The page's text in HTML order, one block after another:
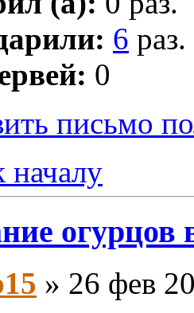
6 раз.
0
письмо
началу
огурцов
» 26 фев